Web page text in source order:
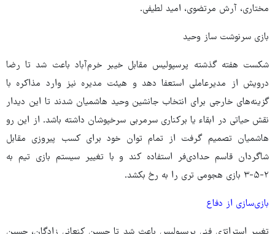
مختاری، آرش مرتضوی، امید لطیفی.
بازی سرنوشت ساز وحید
شکست هفته گذشته پرسپولیس مقابل خیبر خرم‌آباد باعث شد تا رضا
درویش از مدیرعاملی استعفا دهد و هیئت مدیره نیز وارد مذاکره با
گزینه‌های خارجی برای انتخاب جانشین وحید هاشمیان شدند تا این دیدار
نقش حیاتی در ابقاء یا برکناری سرمربی سرخپوشان داشته باشد. از این رو
هاشمیان تصمیم گرفت از تمام توان خود برای کسب پیروزی مقابل
شاگردان قاسم حدادی‌فر استفاده کند و با تغییر سیستم بازی تیم به
۲-۵-۳ بازی هجومی تری را به رخ بکشد.
بازی‌سازی از دفاع